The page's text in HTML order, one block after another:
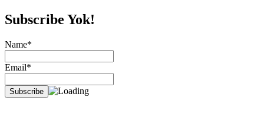
Subscribe Yok!
Name*
Email*